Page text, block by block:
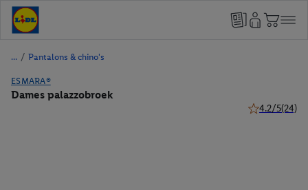
/ Pantalons & chino's
ESMARA®
Dames palazzobroek
4.2/5(24)